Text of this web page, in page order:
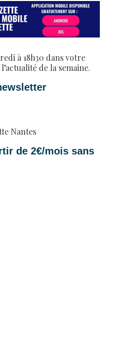
à 18h30 dans votre
de la semaine.
Nantes
de 2€/mois sans